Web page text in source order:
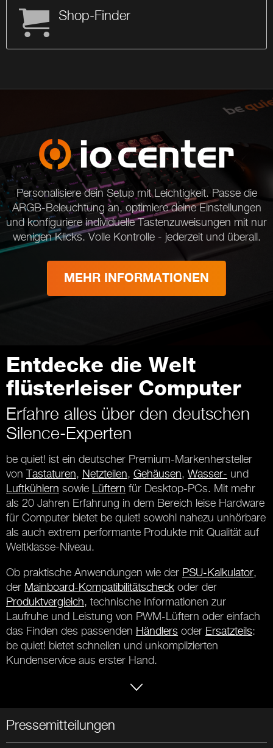
Shop-Finder
Personalisiere dein Setup mit Leichtigkeit. Passe die
ARGB-Beleuchtung an, optimiere deine Einstellungen
und konfiguriere individuelle Tastenzuweisungen mit nur
wenigen Klicks. Volle Kontrolle - jederzeit und überall.
MEHR INFORMATIONEN
Entdecke die Welt
flüsterleiser Computer
Erfahre alles über den deutschen
Silence-Experten
be quiet! ist ein deutscher Premium-Markenhersteller
vonTastaturen, Netzteilen, Gehäusen, Wasser- und
Luftkühlern sowie Lüftern für Desktop-PCs. Mit mehr
als 20 Jahren Erfahrung in dem Bereich leise Hardware
für Computer bietet be quiet! sowohl nahezu unhörbare
als auch extrem performante Produkte mit Qualität auf
Weltklasse-Niveau.
Ob praktische Anwendungen wie der PSU-Kalkulator,
der Mainboard-Kompatibilitätscheck oder der
Produktvergleich, technische Informationen zur
Laufruhe und Leistung von PWM-Lüftern oder einfach
das Finden des passenden Händlers oder Ersatzteils:
be quiet! bietet schnellen und unkomplizierten
Kundenservice aus erster Hand.
Pressemitteilungen